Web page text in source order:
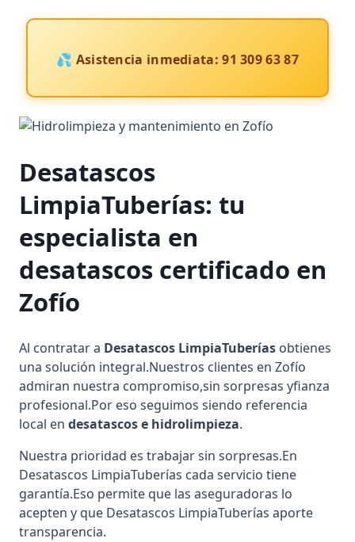
💦 Asistencia inmediata: 91 309 63 87
Desatascos
LimpiaTuberías: tu
especialista en
desatascos certificado en
Zofío
Al contratar a Desatascos LimpiaTuberías obtienes
una solución integral.Nuestros clientes en Zofío
admiran nuestra compromiso,sin sorpresas yfianza
profesional.Por eso seguimos siendo referencia
local en desatascos e hidrolimpieza.
Nuestra prioridad es trabajar sin sorpresas.En
Desatascos LimpiaTuberías cada servicio tiene
garantía.Eso permite que las aseguradoras lo
acepten y que Desatascos LimpiaTuberías aporte
transparencia.